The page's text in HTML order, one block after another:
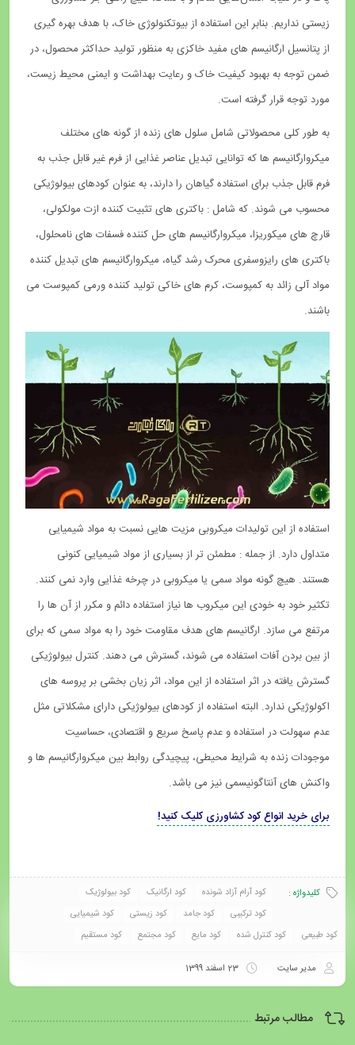
زیستی نداریم. بنابر این استفاده از بیوتکنولوژی خاک، با هدف بهره گیری
از پتانسیل ارگانیسم های مفید خاکزی به منظور تولید حداکثر محصول، در
ضمن توجه به بهبود کیفیت خاک و رعایت بهداشت و ایمنی محیط زیست،
مورد توجه قرار گرفته است.
به طور کلی محصولاتی شامل سلول های زنده از گونه های مختلف
میکروارگانیسم ها که توانایی تبدیل عناصر غذایی از فرم غیر قابل جذب به
فرم قابل جذب برای استفاده گیاهان را دارند، به عنوان کودهای بیولوژیکی
محسوب می شوند. که شامل : باکتری های تثبیت کننده ازت مولکولی،
قارچ های میکوریزا، میکروارگانیسم های حل کننده فسفات های نامحلول،
باکتری های رایزوسفری محرک رشد گیاه، میکروارگانیسم های تبدیل کننده
مواد آلی زائد به کمپوست، کرم های خاکی تولید کننده ورمی کمپوست می
باشند.
استفاده از این تولیدات میکروبی مزیت هایی نسبت به مواد شیمیایی
متداول دارد. از جمله : مطمئن تر از بسیاری از مواد شیمیایی کنونی
هستند. هیچ گونه مواد سمی یا میکروبی در چرخه غذایی وارد نمی کنند.
تکثیر خود به خودی این میکروب ها نیاز استفاده دائم و مکرر از آن ها را
مرتفع می سازد. ارگانیسم های هدف مقاومت خود را به مواد سمی که برای
از بین بردن آفات استفاده می شوند، گسترش می دهند. کنترل بیولوژیکی
گسترش یافته در اثر استفاده از این مواد، اثر زیان بخشی بر پروسه های
اکولوژیکی ندارد. البته استفاده از کودهای بیولوژیکی دارای مشکلاتی مثل
عدم سهولت در استفاده و عدم پاسخ سریع و اقتصادی، حساسیت
موجودات زنده به شرایط محیطی، پیچیدگی روابط بین میکروارگانیسم ها و
واکنش های آنتاگونیسمی نیز می باشد.
برای خرید انواع کود کشاورزی کلیک کنید!
کلیدواژه : کود آرام آزاد شونده کود ارگانیک
کود بیولوژیک
کود ترکیبی
کود جامد کود زیستی
کود شیمیایی
کود طبیعی
کود کنترل شده کود مایع کود مجتمع کود مستقیم
مدیر سایت 23 اسفند 1399
مطالب مرتبط